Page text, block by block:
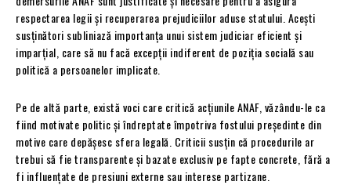
respectarea legii și recuperarea prejudiciilor aduse statului. Acești
susținători subliniază importanța unui sistem judiciar eficient și
imparțial, care să nu facă excepții indiferent de poziția socială sau
politică a persoanelor implicate.
Pe de altă parte, există voci care critică acțiunile ANAF, văzându-le ca
fiind motivate politic și îndreptate împotriva fostului președinte din
motive care depășesc sfera legală. Criticii susțin că procedurile ar
trebui să fie transparente și bazate exclusiv pe fapte concrete, fără a
fi influențate de presiuni externe sau interese partizane.